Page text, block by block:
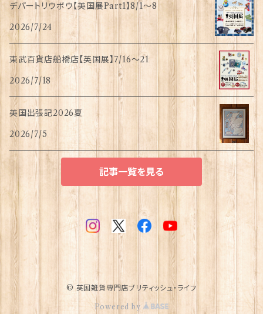
デパートリウボウ【英国展Part1】8/1〜8
2026/7/24
東武百貨店船橋店【英国展】7/16～21
2026/7/18
英国出張記2026夏
2026/7/5
記事一覧を見る
© 英国雑貨専門店ブリティッシュ・ライフ
Powered by